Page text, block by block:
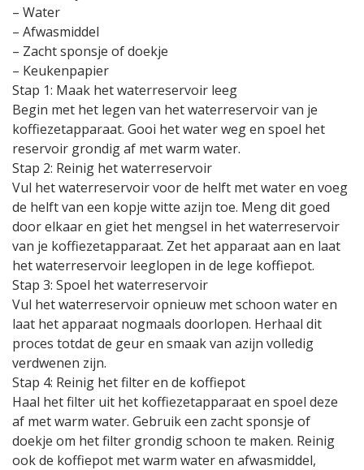
– Water
– Afwasmiddel
– Zacht sponsje of doekje
– Keukenpapier
Stap 1: Maak het waterreservoir leeg
Begin met het legen van het waterreservoir van je
koffiezetapparaat. Gooi het water weg en spoel het
reservoir grondig af met warm water.
Stap 2: Reinig het waterreservoir
Vul het waterreservoir voor de helft met water en voeg
de helft van een kopje witte azijn toe. Meng dit goed
door elkaar en giet het mengsel in het waterreservoir
van je koffiezetapparaat. Zet het apparaat aan en laat
het waterreservoir leeglopen in de lege koffiepot.
Stap 3: Spoel het waterreservoir
Vul het waterreservoir opnieuw met schoon water en
laat het apparaat nogmaals doorlopen. Herhaal dit
proces totdat de geur en smaak van azijn volledig
verdwenen zijn.
Stap 4: Reinig het filter en de koffiepot
Haal het filter uit het koffiezetapparaat en spoel deze
af met warm water. Gebruik een zacht sponsje of
doekje om het filter grondig schoon te maken. Reinig
ook de koffiepot met warm water en afwasmiddel,